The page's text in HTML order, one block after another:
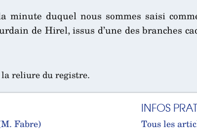
duquel nous sommes saisi
de Hirel, issus d’une des branches
reliure du registre.
Fabre)
INFOS
Tous les